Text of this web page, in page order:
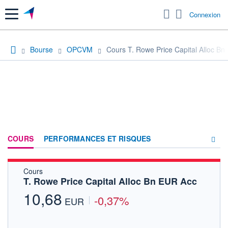
Menu Connexion
Bourse OPCVM Cours T. Rowe Price Capital Alloc Bn
COURS PERFORMANCES ET RISQUES
Cours
T. Rowe Price Capital Alloc Bn EUR Acc
10,68 EUR -0,37%